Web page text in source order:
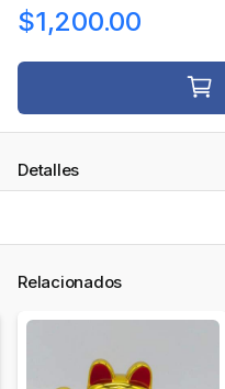
$1,200.00
Detalles
Relacionados